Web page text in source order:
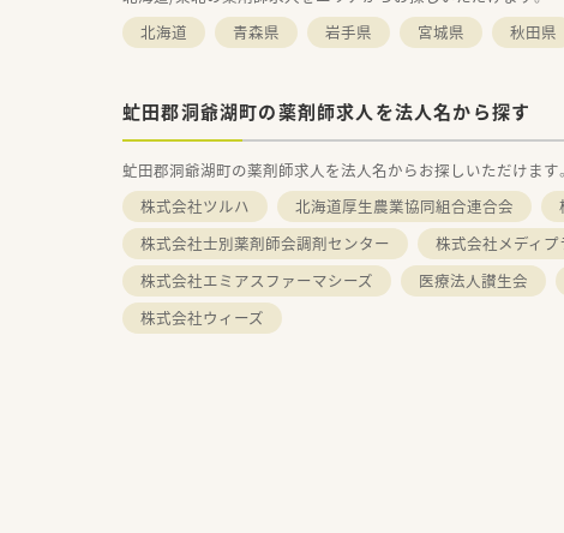
北海道
青森県 岩手県 宮城県 秋田県
虻田郡洞爺湖町の薬剤師求人を法人名から探す
虻田郡洞爺湖町の薬剤師求人を法人名からお探しいただけます。
株式会社ツルハ
北海道厚生農業協同組合連合会
株式会社士別薬剤師会調剤センター
株式会社メディプ
株式会社エミアスファーマシーズ
医療法人讃生会
株式会社ウィーズ